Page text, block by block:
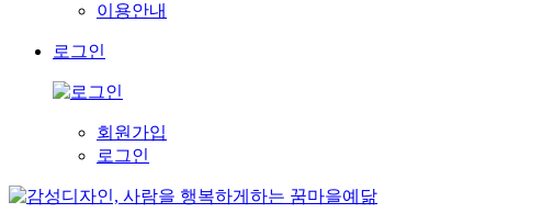
이용안내
로그인
회원가입
로그인